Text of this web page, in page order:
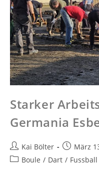
Starker
Germania
Kai Bölter
März
Boule / Dart / Fussball